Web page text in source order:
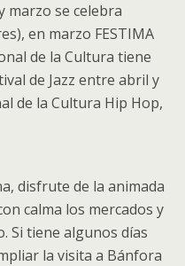
marzo se celebra
en marzo FESTIMA
de la Cultura tiene
de Jazz entre abril y
de la Cultura Hip Hop,
disfrute de la animada
calma los mercados y
Si tiene algunos días
la visita a Bánfora